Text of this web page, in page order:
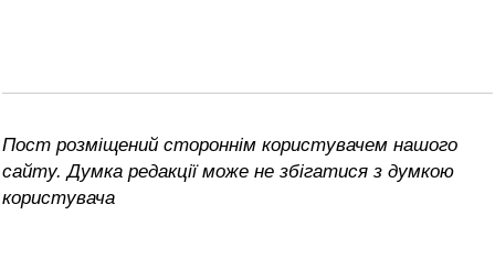
Пост розміщений стороннім користувачем нашого
сайту. Думка редакції може не збігатися з думкою
користувача